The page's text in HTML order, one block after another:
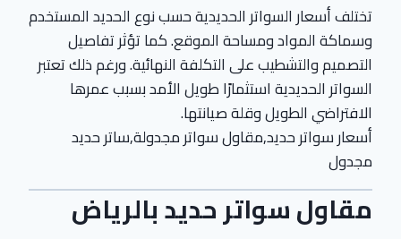
تختلف أسعار السواتر الحديدية حسب نوع الحديد المستخدم
وسماكة المواد ومساحة الموقع. كما تؤثر تفاصيل
التصميم والتشطيب على التكلفة النهائية. ورغم ذلك تعتبر
السواتر الحديدية استثمارًا طويل الأمد بسبب عمرها
الافتراضي الطويل وقلة صيانتها.
أسعار سواتر حديد,مقاول سواتر مجدولة,ساتر حديد
مجدول
مقاول سواتر حديد بالرياض